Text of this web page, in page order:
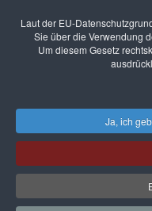
Startseite
Unsere Unterstützer
Aktuelle Seite:Über uns Unsere Ehrenräte
Laut der EU-
Sie über die Verwendung
Um diesem Gesetz
Ja, ich